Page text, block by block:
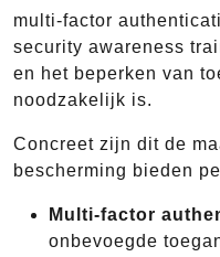
multi-factor
security awareness
en het beperken van
noodzakelijk is.
Concreet zijn dit de
bescherming bieden
Multi-factor
onbevoegde